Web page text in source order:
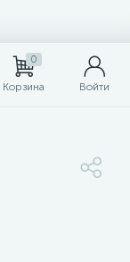
0
Корзина Войти